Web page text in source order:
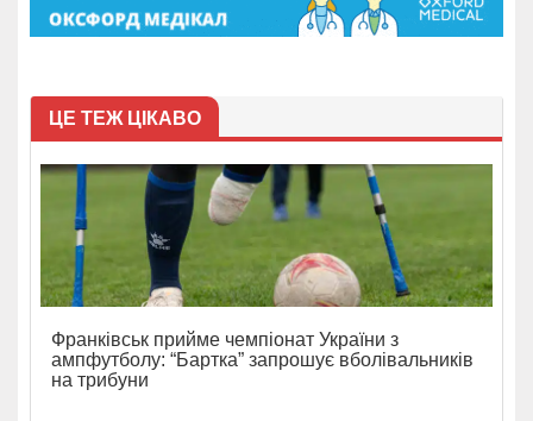
ЦЕ ТЕЖ ЦІКАВО
Франківськ прийме чемпіонат України з
ампфутболу: “Бартка” запрошує вболівальників
на трибуни